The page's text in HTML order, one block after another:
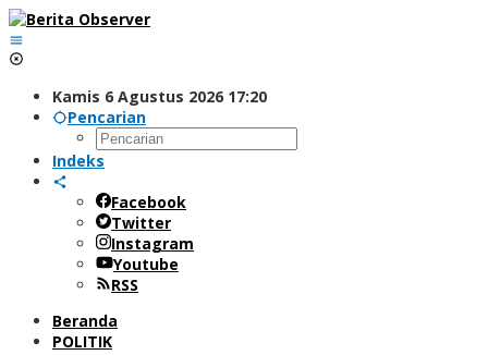
Lewati
ke
konten
Kamis 6 Agustus 2026 17:20
Pencarian
Indeks
Facebook
Twitter
Instagram
Youtube
RSS
Beranda
POLITIK